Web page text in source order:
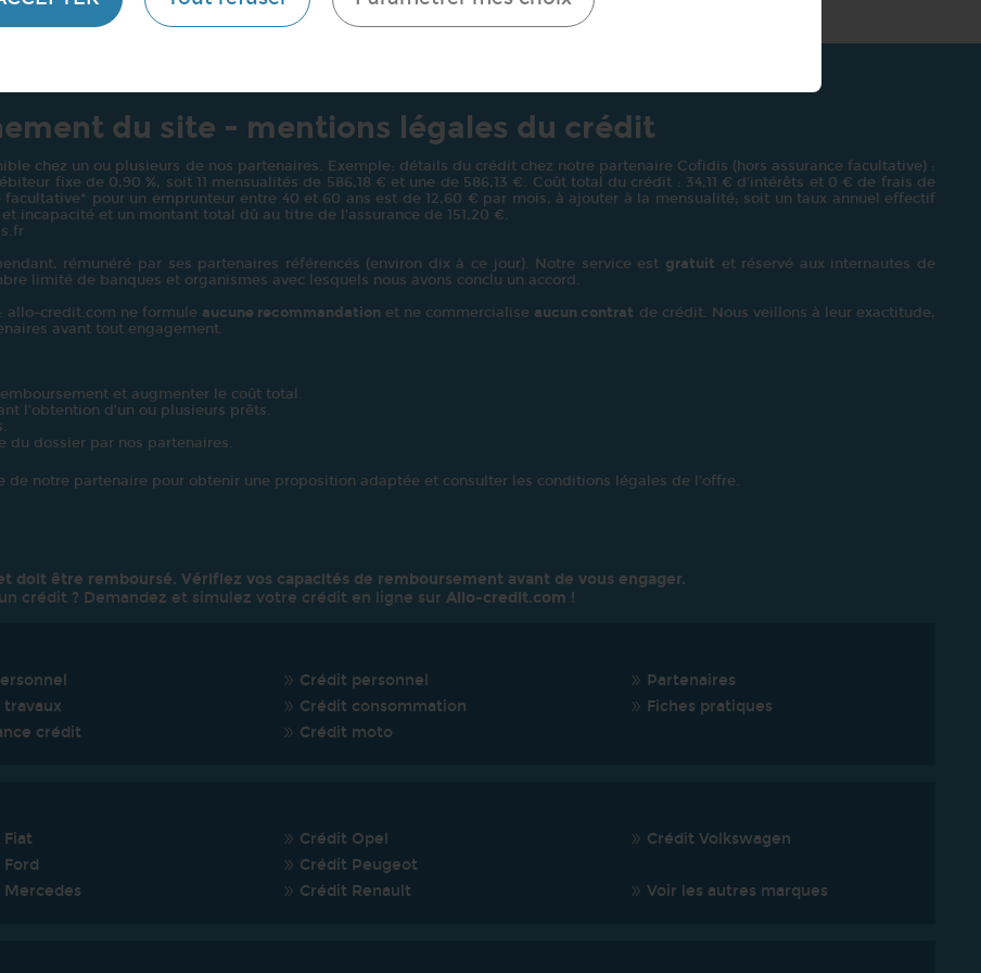
du site - mentions légales du crédit
chez un ou plusieurs de nos partenaires. Exemple: détails du crédit chez notre partenaire Cofidis (hors assurance facultative) :
fixe de 0,90 %, soit 11 mensualités de 586,18 € et une de 586,13 €. Coût total du crédit : 34,11 € d’intérêts et 0 € de frais de
facultative* pour un emprunteur entre 40 et 60 ans est de 12,60 € par mois, à ajouter à la mensualité; soit un taux annuel effectif
incapacité et un montant total dû au titre de l'assurance de 151,20 €.
rémunéré par ses partenaires référencés (environ dix à ce jour). Notre service est gratuit et réservé aux internautes de
limité de banques et organismes avec lesquels nous avons conclu un accord.
allo-credit.com ne formule aucune recommandation et ne commercialise aucun contrat de crédit. Nous veillons à leur exactitude,
avant tout engagement.
et augmenter le coût total.
l’obtention d’un ou plusieurs prêts.
du dossier par nos partenaires.
de notre partenaire pour obtenir une proposition adaptée et consulter les conditions légales de l’offre.
doit être remboursé. Vérifiez vos capacités de remboursement avant de vous engager.
crédit ? Demandez et simulez votre crédit en ligne sur Allo-credit.com !
travaux
crédit
Crédit personnel
Crédit consommation
Crédit moto
Partenaires
Fiches pratiques
Fiat
Mercedes
Crédit Opel
Crédit Peugeot
Crédit Renault
Crédit Volkswagen
Voir les autres marques